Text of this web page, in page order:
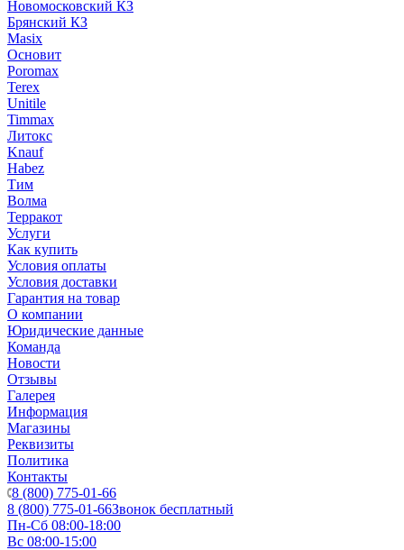
Новомосковский КЗ
Брянский КЗ
Masix
Основит
Poromax
Terex
Unitile
Timmax
Литокс
Knauf
Habez
Тим
Волма
Терракот
Услуги
Как купить
Условия оплаты
Условия доставки
Гарантия на товар
О компании
Юридические данные
Команда
Новости
Отзывы
Галерея
Информация
Магазины
Реквизиты
Политика
Контакты
8 (800) 775-01-66
8 (800) 775-01-66Звонок бесплатный
Пн-Сб 08:00-18:00
Вс 08:00-15:00